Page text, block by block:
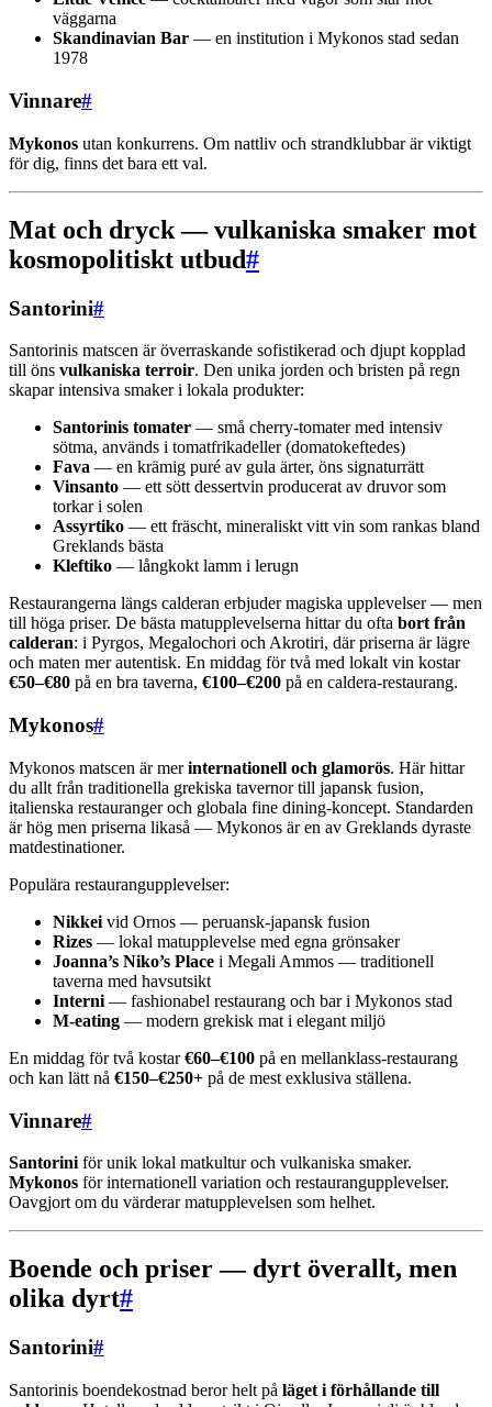
väggarna
Skandinavian Bar — en institution i Mykonos stad sedan
1978
Vinnare#
Mykonos utan konkurrens. Om nattliv och strandklubbar är viktigt
för dig, finns det bara ett val.
Mat och dryck — vulkaniska smaker mot
kosmopolitiskt utbud#
Santorini#
Santorinis matscen är överraskande sofistikerad och djupt kopplad
till öns vulkaniska terroir. Den unika jorden och bristen på regn
skapar intensiva smaker i lokala produkter:
Santorinis tomater — små cherry-tomater med intensiv
sötma, används i tomatfrikadeller (domatokeftedes)
Fava — en krämig puré av gula ärter, öns signaturrätt
Vinsanto — ett sött dessertvin producerat av druvor som
torkar i solen
Assyrtiko — ett fräscht, mineraliskt vitt vin som rankas bland
Greklands bästa
Kleftiko — långkokt lamm i lerugn
Restaurangerna längs calderan erbjuder magiska upplevelser — men
till höga priser. De bästa matupplevelserna hittar du ofta bort från
calderan: i Pyrgos, Megalochori och Akrotiri, där priserna är lägre
och maten mer autentisk. En middag för två med lokalt vin kostar
€50–€80 på en bra taverna, €100–€200 på en caldera-restaurang.
Mykonos#
Mykonos matscen är merinternationell och glamorös. Här hittar
du allt från traditionella grekiska tavernor till japansk fusion,
italienska restauranger och globala fine dining-koncept. Standarden
är hög men priserna likaså — Mykonos är en av Greklands dyraste
matdestinationer.
Populära restaurangupplevelser:
Nikkei vid Ornos — peruansk-japansk fusion
Rizes — lokal matupplevelse med egna grönsaker
Joanna’s Niko’s Place i Megali Ammos — traditionell
taverna med havsutsikt
Interni — fashionabel restaurang och bar i Mykonos stad
M-eating — modern grekisk mat i elegant miljö
En middag för två kostar€60–€100 på en mellanklass-restaurang
och kan lätt nå €150–€250+ på de mest exklusiva ställena.
Vinnare#
Santorini för unik lokal matkultur och vulkaniska smaker.
Mykonos för internationell variation och restaurangupplevelser.
Oavgjort om du värderar matupplevelsen som helhet.
Boende och priser — dyrt överallt, men
olika dyrt#
Santorini#
Santorinis boendekostnad beror helt på läget i förhållande till